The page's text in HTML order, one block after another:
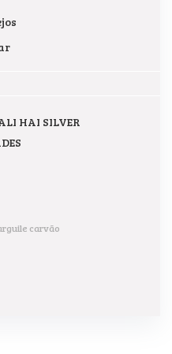
HAI SILVER
carvão